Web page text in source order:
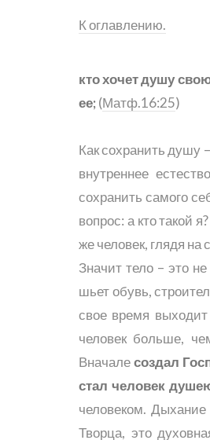
К оглавлению.
кто хочет душу
ее; (Матф.16:25)
Как сохранить душу
внутреннее
сохранить самого
вопрос: а кто такой
же человек, глядя на
Значит тело – это
шьет обувь,
свое время
человек больше,
Вначалесоздал
стал человек
человеком. Дыхание
Творца, это